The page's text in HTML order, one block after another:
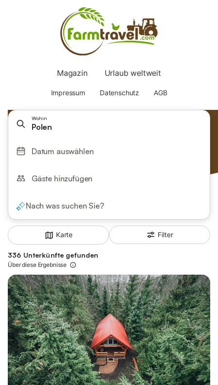
Wohin
Polen
Datum auswählen
Gäste hinzufügen
Nach was suchen Sie?
Karte Filter
336 Unterkünfte gefunden
Über diese Ergebnisse